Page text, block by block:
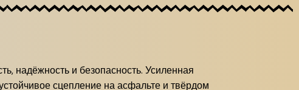
надёжность и безопасность. Усиленная
сцепление на асфальте и твёрдом